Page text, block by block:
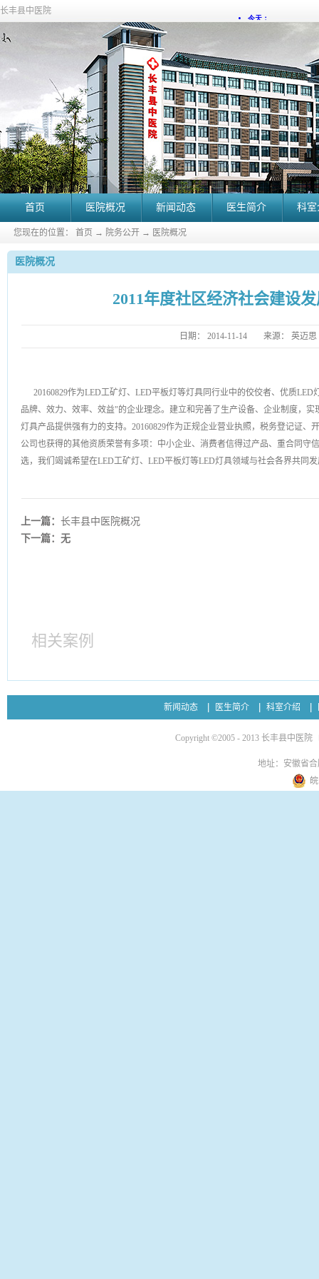
长丰县中医院
首页 医院概况 新闻动态 医生简介 科
您现在的位置： 首页 → 院务公开 → 医院概况
医院概况
2011年度社区经济社会建设
日期： 2014-11-14 来源： 英迈思
20160829作为LED工矿灯、LED平板灯等灯具同行业中的佼佼者、优质
品牌、效力、效率、效益"的企业理念。建立和完善了生产设备、企业制度，
灯具产品提供强有力的支持。20160829作为正规企业营业执照，税务登记证
公司也获得的其他资质荣誉有多项：中小企业、消费者信得过产品、重合同守
选，我们竭诚希望在LED工矿灯、LED平板灯等LED灯具领域与社会各界共同
上一篇：长丰县中医院概况
下一篇：无
相关案例
新闻动态 医生简介 科室介绍
Copyright ©2005 - 2013 长丰县中医院
地址：安徽省